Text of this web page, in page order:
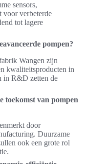
sensors,
voor verbeterde
tot lagere
pompen?
Wangen zijn
kwaliteitsproducten in
in R&D zetten de
toekomst van pompen
door
Duurzame
ook een grote rol